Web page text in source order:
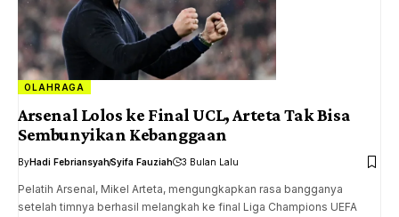
OLAHRAGA
Arsenal Lolos ke Final UCL, Arteta Tak Bisa
Sembunyikan Kebanggaan
ByHadi FebriansyahSyifa Fauziah 3 Bulan Lalu
Pelatih Arsenal, Mikel Arteta, mengungkapkan rasa bangganya
setelah timnya berhasil melangkah ke final Liga Champions UEFA